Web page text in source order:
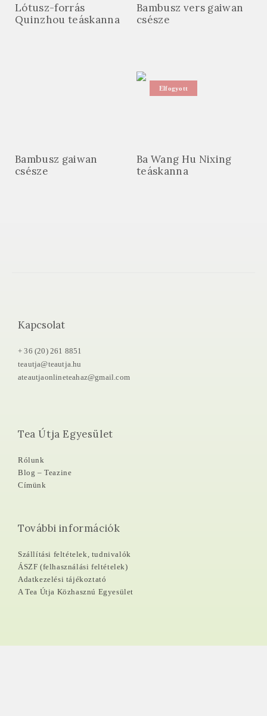
Lótusz-forrás
Quinzhou teáskanna
Bambusz vers gaiwan
csésze
Bambusz gaiwan
csésze
Elfogyott
Ba Wang Hu Nixing
teáskanna
Kapcsolat
+ 36 (20) 261 8851
teautja@teautja.hu
ateautjaonlineteahaz@gmail.com
Tea Útja Egyesület
Rólunk
Blog – Teazine
Címünk
További információk
Szállítási feltételek, tudnivalók
ÁSZF (felhasználási feltételek)
Adatkezelési tájékoztató
A Tea Útja Közhasznú Egyesület